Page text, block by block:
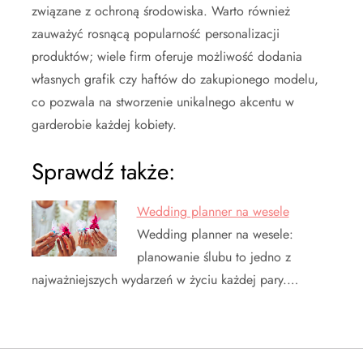
związane z ochroną środowiska. Warto również
zauważyć rosnącą popularność personalizacji
produktów; wiele firm oferuje możliwość dodania
własnych grafik czy haftów do zakupionego modelu,
co pozwala na stworzenie unikalnego akcentu w
garderobie każdej kobiety.
Sprawdź także:
Wedding planner na wesele
Wedding planner na wesele:
planowanie ślubu to jedno z
najważniejszych wydarzeń w życiu każdej pary.…